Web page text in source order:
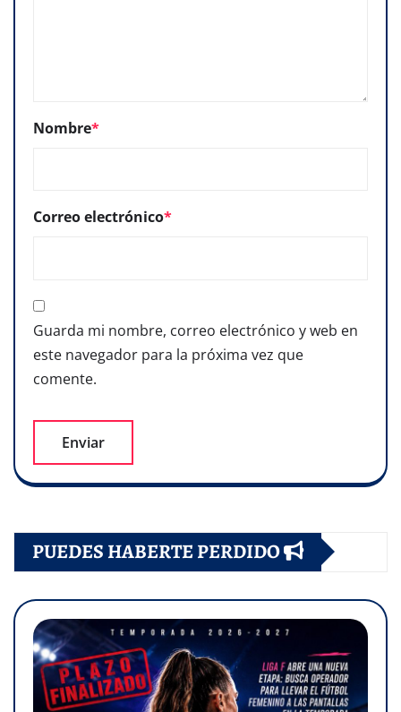
Nombre*
Correo electrónico*
Guarda mi nombre, correo electrónico y web en
este navegador para la próxima vez que
comente.
PUEDES HABERTE PERDIDO